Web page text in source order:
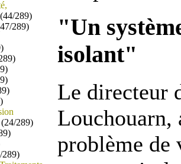
(44/289)
289)
(24/289)
289)
"Un
isolant"
Le directeur
Louchouarn,
problème de